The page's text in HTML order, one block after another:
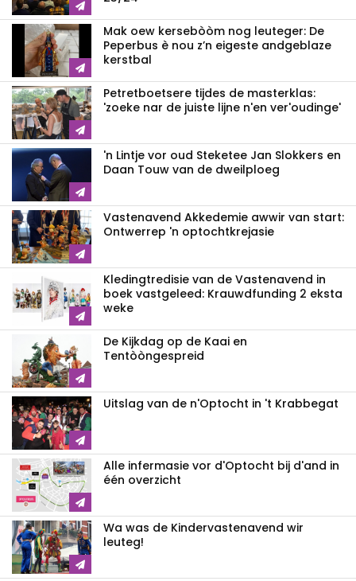
Mak oew kersebòòm nog leuteger: De
Peperbus è nou z’n eigeste andgeblaze
kerstbal
Petretboetsere tijdes de masterklas:
'zoeke nar de juiste lijne n'en ver'oudinge'
'n Lintje vor oud Steketee Jan Slokkers en
Daan Touw van de dweilploeg
Vastenavend Akkedemie awwir van start:
Ontwerrep 'n optochtkrejasie
Kledingtredisie van de Vastenavend in
boek vastgeleed: Krauwdfunding 2 eksta
weke
De Kijkdag op de Kaai en
Tentòòngespreid
Uitslag van de n'Optocht in 't Krabbegat
Alle infermasie vor d'Optocht bij d'and in
één overzicht
Wa was de Kindervastenavend wir
leuteg!